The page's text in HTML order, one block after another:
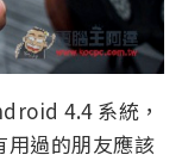
4.4 系統，
過的朋友應該